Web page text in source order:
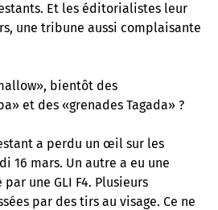
Et les éditorialistes leur
une tribune aussi complaisante
bientôt des
et des «grenades Tagada» ?
a perdu un œil sur les
16 mars. Un autre a eu une
une GLI F4. Plusieurs
par des tirs au visage. Ce ne